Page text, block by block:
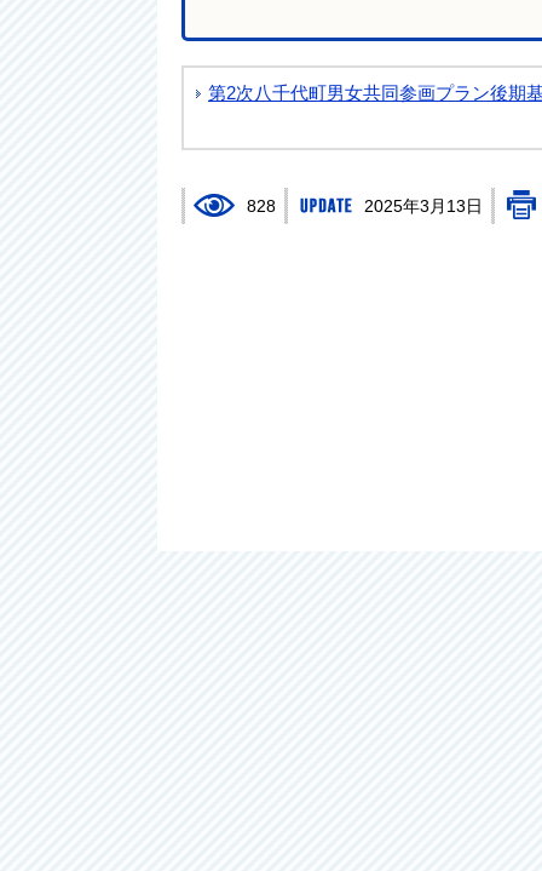
第2次八千代町男女共同参画プラン後期
828 2025年3月13日